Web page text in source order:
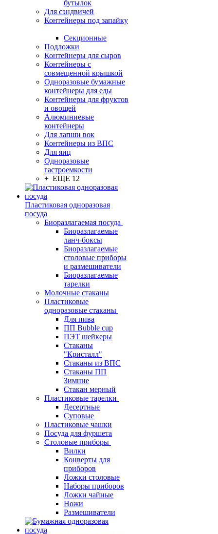
бутылок
Для сэндвичей
Контейнеры под запайку
Секционные
Подложки
Контейнеры для сыров
Контейнеры с
совмещенной крышкой
Одноразовые бумажные
контейнеры для еды
Контейнеры для фруктов
и овощей
Алюминиевые
контейнеры
Для лапши вок
Контейнеры из ВПС
Для яиц
Одноразовые
гастроемкости
+ ЕЩЕ 12
Пластиковая одноразовая
посуда
Биоразлагаемая посуда
Биоразлагаемые
ланч-боксы
Биоразлагаемые
столовые приборы
и размешиватели
Биоразлагаемые
тарелки
Молочные стаканы
Пластиковые
одноразовые стаканы
Для пива
ПП Bubble cup
ПЭТ шейкеры
Стаканы
"Кристалл"
Стаканы из ВПС
Стаканы ПП
Зимние
Стакан мерный
Пластиковые тарелки
Десертные
Суповые
Пластиковые чашки
Посуда для фуршета
Столовые приборы
Вилки
Конверты для
приборов
Ложки столовые
Наборы приборов
Ложки чайные
Ножи
Размешиватели